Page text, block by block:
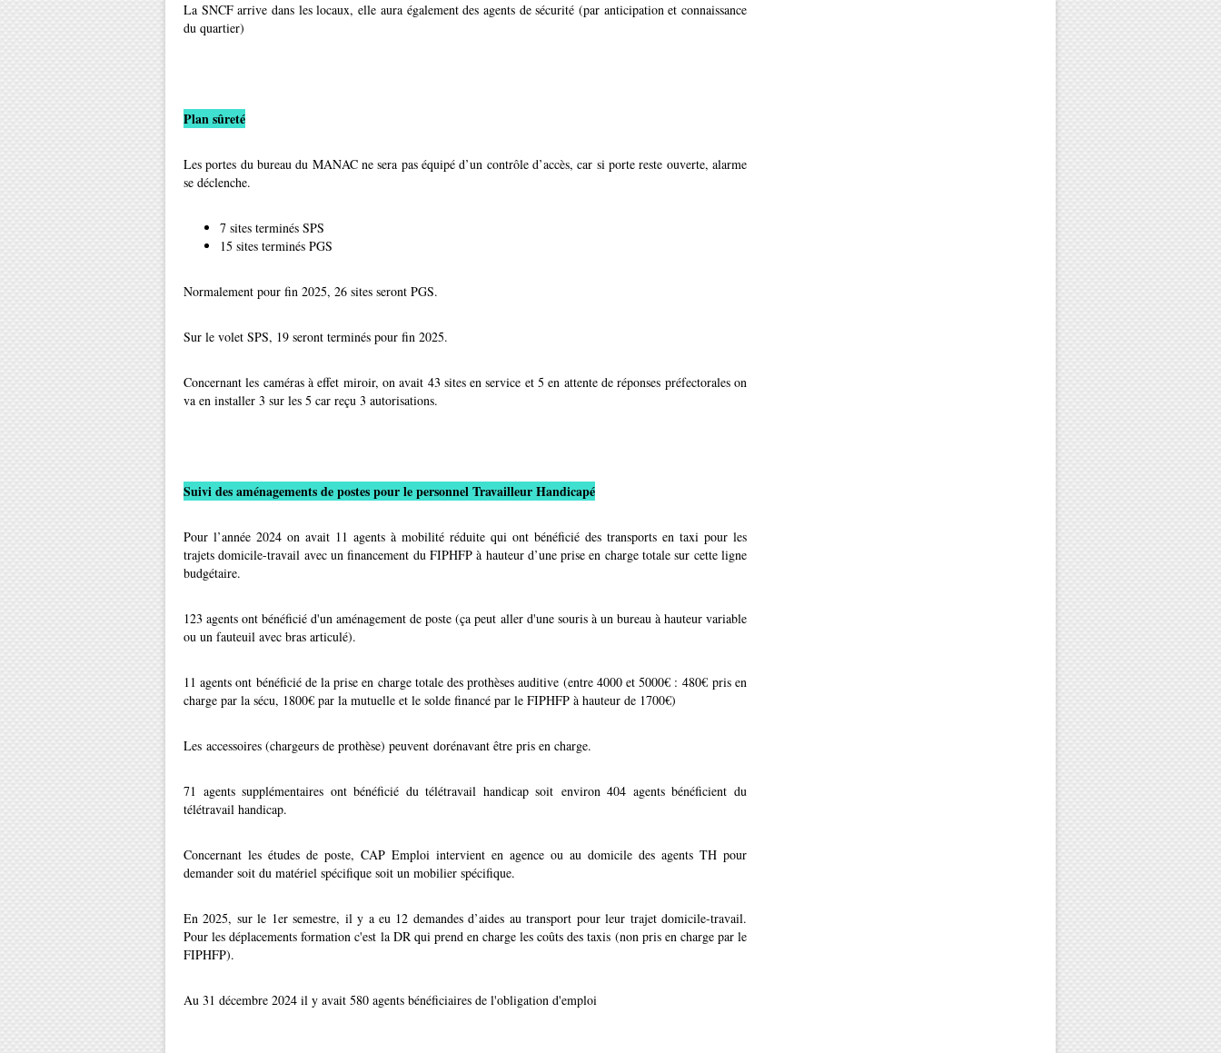
La SNCF arrive dans les locaux, elle aura également des agents de sécurité (par anticipation et connaissance
du quartier)
Plan sûreté
Les portes du bureau du MANAC ne sera pas équipé d’un contrôle d’accès, car si porte reste ouverte, alarme
se déclenche.
7 sites terminés SPS
15 sites terminés PGS
Normalement pour fin 2025, 26 sites seront PGS.
Sur le volet SPS, 19 seront terminés pour fin 2025.
Concernant les caméras à effet miroir, on avait 43 sites en service et 5 en attente de réponses préfectorales on
va en installer 3 sur les 5 car reçu 3 autorisations.
Suivi des aménagements de postes pour le personnel Travailleur Handicapé
Pour l’année 2024 on avait 11 agents à mobilité réduite qui ont bénéficié des transports en taxi pour les
trajets domicile-travail avec un financement du FIPHFP à hauteur d’une prise en charge totale sur cette ligne
budgétaire.
123 agents ont bénéficié d'un aménagement de poste (ça peut aller d'une souris à un bureau à hauteur variable
ou un fauteuil avec bras articulé).
11 agents ont bénéficié de la prise en charge totale des prothèses auditive (entre 4000 et 5000€ : 480€ pris en
charge par la sécu, 1800€ par la mutuelle et le solde financé par le FIPHFP à hauteur de 1700€)
Les accessoires (chargeurs de prothèse) peuvent dorénavant être pris en charge.
71 agents supplémentaires ont bénéficié du télétravail handicap soit environ 404 agents bénéficient du
télétravail handicap.
Concernant les études de poste, CAP Emploi intervient en agence ou au domicile des agents TH pour
demander soit du matériel spécifique soit un mobilier spécifique.
En 2025, sur le 1er semestre, il y a eu 12 demandes d’aides au transport pour leur trajet domicile-travail.
Pour les déplacements formation c'est la DR qui prend en charge les coûts des taxis (non pris en charge par le
FIPHFP).
Au 31 décembre 2024 il y avait 580 agents bénéficiaires de l'obligation d'emploi